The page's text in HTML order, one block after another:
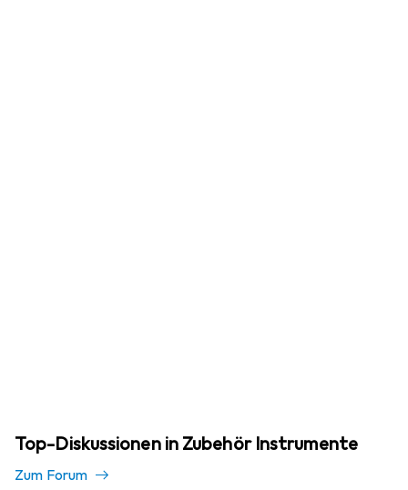
Top-Diskussionen in Zubehör Instrumente
Zum Forum